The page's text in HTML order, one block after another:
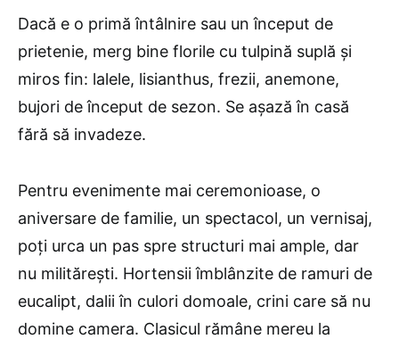
Dacă e o primă întâlnire sau un început de
prietenie, merg bine florile cu tulpină suplă și
miros fin: lalele, lisianthus, frezii, anemone,
bujori de început de sezon. Se așază în casă
fără să invadeze.
Pentru evenimente mai ceremonioase, o
aniversare de familie, un spectacol, un vernisaj,
poți urca un pas spre structuri mai ample, dar
nu militărești. Hortensii îmblânzite de ramuri de
eucalipt, dalii în culori domoale, crini care să nu
domine camera. Clasicul rămâne mereu la